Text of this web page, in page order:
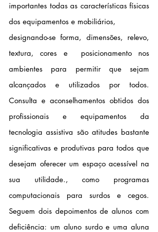
importantes todas as características físicas
dos equipamentos e mobiliários,
designando-se forma, dimensões, relevo,
textura, cores e  posicionamento nos
ambientes para permitir que sejam
alcançados e utilizados por todos.
Consulta e aconselhamentos obtidos dos
profissionais e equipamentos da
tecnologia assistiva são atitudes bastante
significativas e produtivas para todos que
desejam oferecer um espaço acessível na
sua utilidade., como programas
computacionais para surdos e cegos.
Seguem dois depoimentos de alunos com
deficiência: um aluno surdo e uma aluna